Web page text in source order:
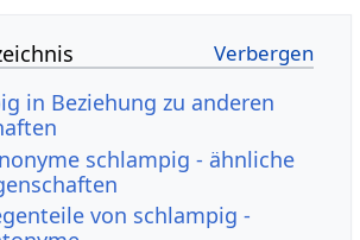
in Beziehung zu anderen
schlampig - ähnliche
von schlampig -